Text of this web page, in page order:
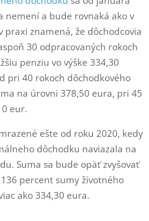
nemení a bude rovnaká ako v
praxi znamená, že dôchodcovia
30 odpracovaných rokoch
penziu vo výške 334,30
pri 40 rokoch dôchodkového
na úrovni 378,50 eura, pri 45
eur.
ešte od roku 2020, kedy
dôchodku naviazala na
Suma sa bude opäť zvyšovať
percent sumy životného
ako 334,30 eura.